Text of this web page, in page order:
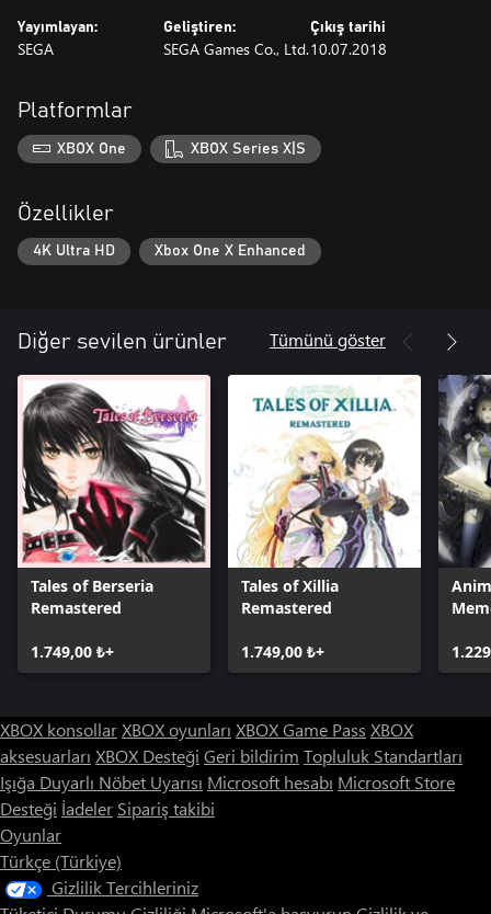
Yayımlayan:
SEGA
Geliştiren:
SEGA Games Co., Ltd.
Çıkış tarihi
10.07.2018
Platformlar
XBOX One XBOX Series X|S
Özellikler
4K Ultra HD Xbox One X Enhanced
Diğer sevilen ürünler Tümünü göster
Tales of Berseria
Remastered
1.749,00 ₺+
Tales of Xillia
Remastered
1.749,00 ₺+
XBOX konsollarXBOX oyunları XBOX Game Pass XBOX
aksesuarları XBOX Desteği Geri bildirim Topluluk Standartları
Işığa Duyarlı Nöbet Uyarısı Microsoft hesabı Microsoft Store
Desteği İadeler Sipariş takibi
Oyunlar
Türkçe (Türkiye)
Gizlilik Tercihleriniz